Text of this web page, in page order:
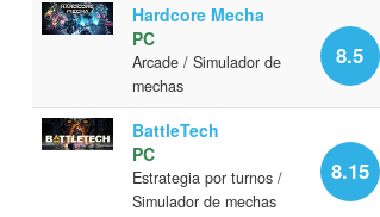
Hardcore Mecha
8.5
PC
Arcade / Simulador de
mechas
BattleTech
8.15
PC
Estrategia por turnos /
Simulador de mechas